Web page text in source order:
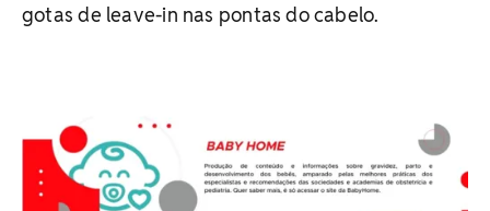
gotas de leave-in nas pontas do cabelo.